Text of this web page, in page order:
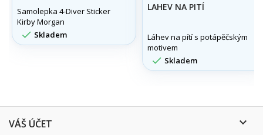
Samolepka 4-Diver Sticker
Kirby Morgan
 Skladem
LAHEV NA PITÍ
Láhev na pítí s potápěčským
motivem
 Skladem
VÁŠ ÚČET 